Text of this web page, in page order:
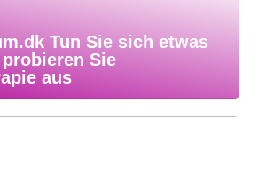
Tun Sie sich etwas
Sie
aus